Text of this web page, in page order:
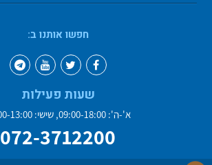
חפשו אותנו ב:
שעות פעילות
א'-ה': 09:00-18:00, שישי: 09:00-13:00
072-3712200